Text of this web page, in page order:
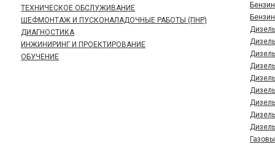
ТЕХНИЧЕСКОЕ ОБСЛУЖИВАНИЕ
ШЕФМОНТАЖ И ПУСКОНАЛАДОЧНЫЕ РАБОТЫ (ПНР)
ДИАГНОСТИКА
ИНЖИНИРИНГ И ПРОЕКТИРОВАНИЕ
ОБУЧЕНИЕ